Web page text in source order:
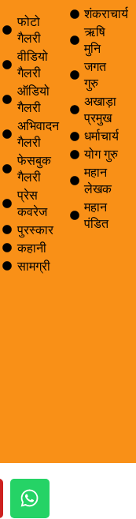
फोटो
गैलरी
वीडियो
गैलरी
ऑडियो
गैलरी
अभिवादन
गैलरी
फेसबुक
गैलरी
प्रेस
कवरेज
पुरस्कार
कहानी
सामग्री
शंकराचार्य
ऋषि
मुनि
जगत
गुरु
अखाड़ा
प्रमुख
धर्माचार्य
योग गुरु
महान
लेखक
महान
पंडित
W
h